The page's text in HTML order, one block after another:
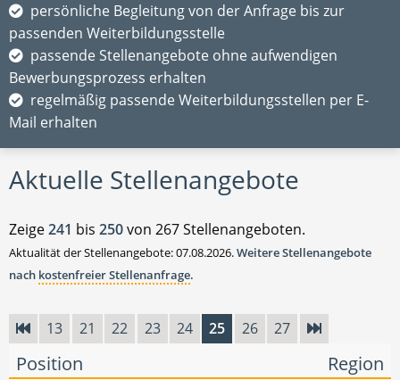
persönliche Begleitung von der Anfrage bis zur
passenden Weiterbildungsstelle
passende Stellenangebote ohne aufwendigen
Bewerbungsprozess erhalten
regelmäßig passende Weiterbildungsstellen per E-
Mail erhalten
Aktuelle Stellenangebote
Zeige241 bis 250von 267 Stellenangeboten.
Aktualität der Stellenangebote: 07.08.2026.Weitere Stellenangebote
nach kostenfreier Stellenanfrage.
13 21 22 23 24 25 26 27
Position Region